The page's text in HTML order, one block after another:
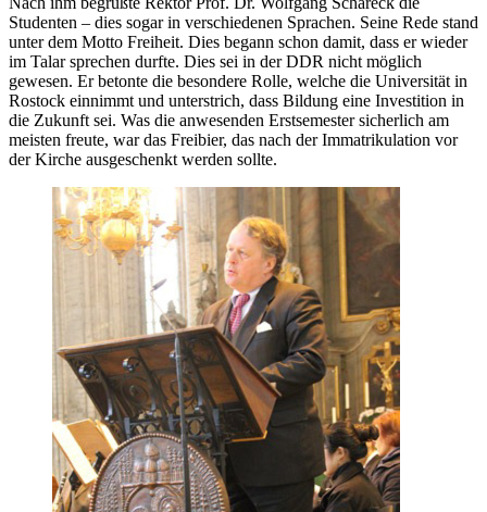
Studenten – dies sogar in verschiedenen Sprachen. Seine Rede stand
unter dem Motto Freiheit. Dies begann schon damit, dass er wieder
im Talar sprechen durfte. Dies sei in der DDR nicht möglich
gewesen. Er betonte die besondere Rolle, welche die Universität in
Rostock einnimmt und unterstrich, dass Bildung eine Investition in
die Zukunft sei. Was die anwesenden Erstsemester sicherlich am
meisten freute, war das Freibier, das nach der Immatrikulation vor
der Kirche ausgeschenkt werden sollte.